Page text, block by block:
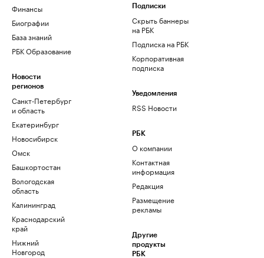
Финансы
Биографии
База знаний
РБК Образование
Новости
регионов
Санкт-Петербург
и область
Екатеринбург
Новосибирск
Омск
Башкортостан
Вологодская
область
Калининград
Краснодарский
край
Нижний
Новгород
Подписки
Скрыть баннеры
на РБК
Подписка на РБК
Корпоративная
подписка
Уведомления
RSS Новости
РБК
О компании
Контактная
информация
Редакция
Размещение
рекламы
Другие
продукты
РБК